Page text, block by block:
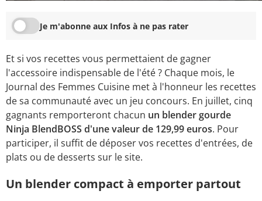
Je m'abonne aux Infos à ne pas rater
Et si vos recettes vous permettaient de gagner
l'accessoire indispensable de l'été ? Chaque mois, le
Journal des Femmes Cuisine met à l'honneur les recettes
de sa communauté avec un jeu concours. En juillet, cinq
gagnants remporteront chacun un blender gourde
Ninja BlendBOSS d'une valeur de 129,99 euros. Pour
participer, il suffit de déposer vos recettes d'entrées, de
plats ou de desserts sur le site.
Un blender compact à emporter partout